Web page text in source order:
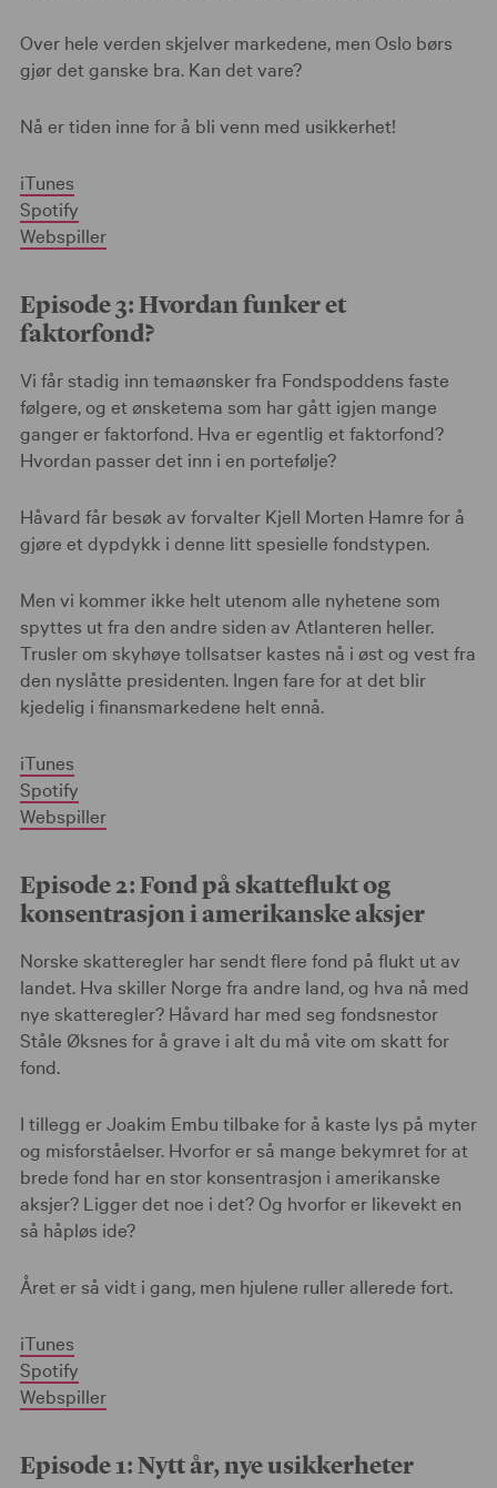
Over hele verden skjelver markedene, men Oslo børs
gjør det ganske bra. Kan det vare?
Nå er tiden inne for å bli venn med usikkerhet!
iTunes
Spotify
Webspiller
Episode 3: Hvordan funker et
faktorfond?
Vi får stadig inn temaønsker fra Fondspoddens faste
følgere, og et ønsketema som har gått igjen mange
ganger er faktorfond. Hva er egentlig et faktorfond?
Hvordan passer det inn i en portefølje?
Håvard får besøk av forvalter Kjell Morten Hamre for å
gjøre et dypdykk i denne litt spesielle fondstypen.
Men vi kommer ikke helt utenom alle nyhetene som
spyttes ut fra den andre siden av Atlanteren heller.
Trusler om skyhøye tollsatser kastes nå i øst og vest fra
den nyslåtte presidenten. Ingen fare for at det blir
kjedelig i finansmarkedene helt ennå.
iTunes
Spotify
Webspiller
Episode 2: Fond på skatteflukt og
konsentrasjon i amerikanske aksjer
Norske skatteregler har sendt flere fond på flukt ut av
landet. Hva skiller Norge fra andre land, og hva nå med
nye skatteregler? Håvard har med seg fondsnestor
Ståle Øksnes for å grave i alt du må vite om skatt for
fond.
I tillegg er Joakim Embu tilbake for å kaste lys på myter
og misforståelser. Hvorfor er så mange bekymret for at
brede fond har en stor konsentrasjon i amerikanske
aksjer? Ligger det noe i det? Og hvorfor er likevekt en
så håpløs ide?
Året er så vidt i gang, men hjulene ruller allerede fort.
iTunes
Spotify
Webspiller
Episode 1: Nytt år, nye usikkerheter